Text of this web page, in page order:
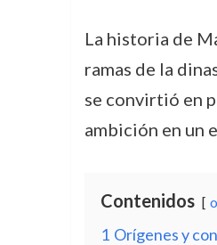
La historia de
ramas de la
se convirtió en
ambición en un
Contenidos
1 Orígenes y